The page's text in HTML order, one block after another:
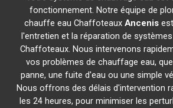
fonctionnement. Notre équipe de
chauffe eau Chaffoteaux Ancenisest
l'entretien et la réparation de
Chaffoteaux. Nous intervenons
vos problèmes de chauffage eau,
panne, une fuite d'eau ou une simple
Nous offrons des délais d'intervention
les 24 heures, pour minimiser les